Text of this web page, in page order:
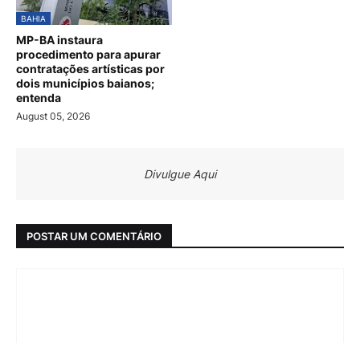
BAHIA
MP-BA instaura
procedimento para apurar
contratações artísticas por
dois municípios baianos;
entenda
August 05, 2026
Divulgue Aqui
POSTAR UM COMENTÁRIO